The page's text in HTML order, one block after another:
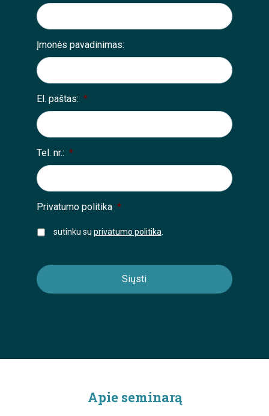
Įmonės pavadinimas:
El. paštas: *
Tel. nr.: *
Privatumo politika *
sutinku su privatumo politika
Apie seminarą